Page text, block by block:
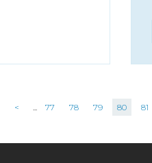
< ... 77 78 79 80 81